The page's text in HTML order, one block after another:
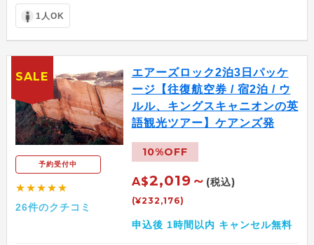
1人OK
予約受付中
★★★★★
26件のクチコミ
エアーズロック2泊3日パッケ
ージ【往復航空券 / 宿2泊 / ウ
ルル、キングスキャニオンの英
語観光ツアー】ケアンズ発
10%OFF
A$2,019～ (税込)
(¥232,176)
申込後 1時間以内 キャンセル無料
SALE